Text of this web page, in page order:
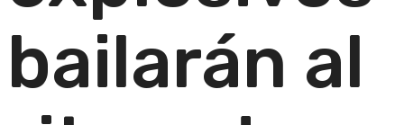
bailarán al